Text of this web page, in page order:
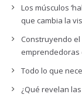
Los músculos
que cambia la
Construyendo
emprendedoras
Todo lo que
¿Qué revelan